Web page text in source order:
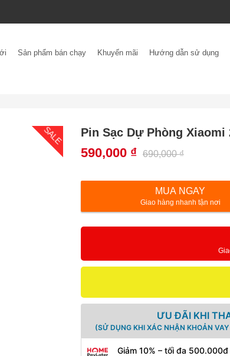
Sản phẩm bán chạy Khuyến mãi
Hướng dẫn sử dụng
SALE Pin Sạc Dự Phòng Xiaomi
590,000 ₫ 690,000₫
MUA NGAY
Giao hàng nhanh tận nơi
ƯU ĐÃI KHI
(SỬ DỤNG KHI XÁC NHẬN KHOẢN
Giảm 10% – tối đa